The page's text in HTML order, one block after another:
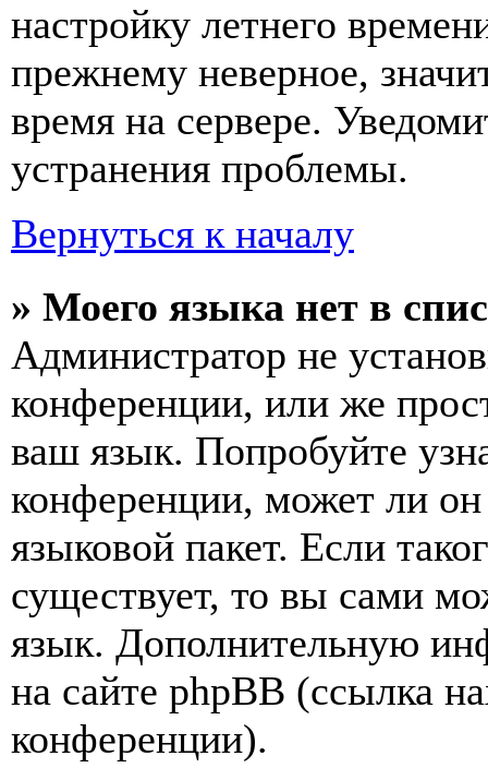
настройку летнего
прежнему неверное,
время на сервере.
устранения проблемы.
Вернуться к началу
» Моего языка нет в
Администратор не
конференции, или же
ваш язык. Попробуйте
конференции, может ли
языковой пакет. Если
существует, то вы сами
язык. Дополнительную
на сайте phpBB (ссылка
конференции).